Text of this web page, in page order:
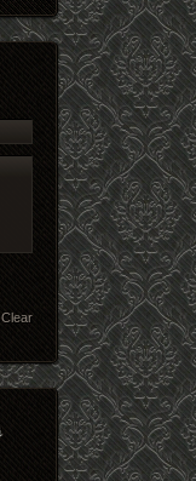
Clear